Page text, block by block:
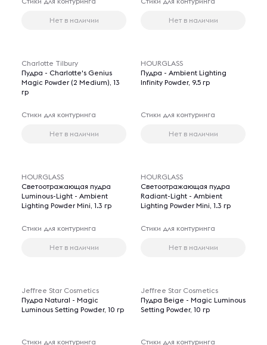
Нет в наличии Нет в наличии
Charlotte Tilbury
Пудра - Charlotte's Genius
Magic Powder (2 Medium), 13
гр
Стики для контуринга
Нет в наличии
HOURGLASS
Пудра - Ambient Lighting
Infinity Powder, 9.5 гр
Стики для контуринга
Нет в наличии
HOURGLASS
Светоотражающая пудра
Luminous-Light - Ambient
Lighting Powder Mini, 1.3 гр
Стики для контуринга
Нет в наличии
HOURGLASS
Светоотражающая пудра
Radiant-Light - Ambient
Lighting Powder Mini, 1.3 гр
Стики для контуринга
Нет в наличии
Jeffree Star Cosmetics
Пудра Natural - Magic
Luminous Setting Powder, 10 гр
Стики для контуринга
Jeffree Star Cosmetics
Пудра Beige - Magic Luminous
Setting Powder, 10 гр
Стики для контуринга